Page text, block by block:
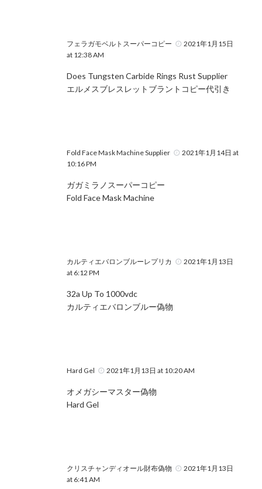
フェラガモベルトスーパーコピー
2021年1月15日
at 12:38 AM
Does Tungsten Carbide Rings Rust Supplier
エルメスブレスレットブラントコピー代引き
Fold Face Mask Machine Supplier
2021年1月14日 at
10:16 PM
ガガミラノスーパーコピー
Fold Face Mask Machine
カルティエバロンブルーレプリカ
2021年1月13日
at 6:12 PM
32a Up To 1000vdc
カルティエバロンブルー偽物
Hard Gel 2021年1月13日 at 10:20 AM
オメガシーマスター偽物
Hard Gel
クリスチャンディオール財布偽物
2021年1月13日
at 6:41 AM